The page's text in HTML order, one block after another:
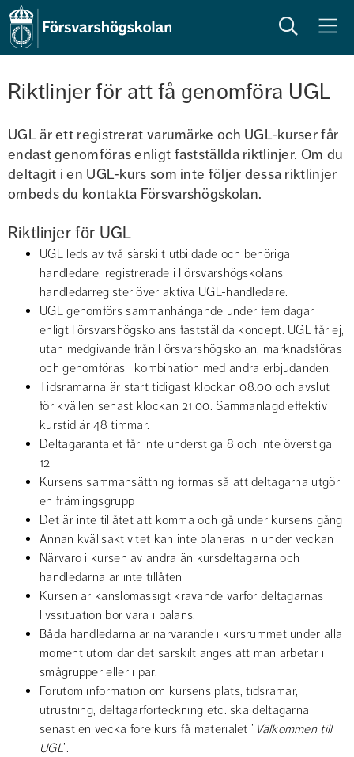
Sök Meny
Riktlinjer för att få genomföra UGL
UGL är ett registrerat varumärke och UGL-kurser får
endast genomföras enligt fastställda riktlinjer. Om du
deltagit i en UGL-kurs som inte följer dessa riktlinjer
ombeds du kontakta Försvarshögskolan.
Riktlinjer för UGL
UGL leds av två särskilt utbildade och behöriga
handledare, registrerade i Försvarshögskolans
handledarregister över aktiva UGL-handledare.
UGL genomförs sammanhängande under fem dagar
enligt Försvarshögskolans fastställda koncept. UGL får ej,
utan medgivande från Försvarshögskolan, marknadsföras
och genomföras i kombination med andra erbjudanden.
Tidsramarna är start tidigast klockan 08.00 och avslut
för kvällen senast klockan 21.00. Sammanlagd effektiv
kurstid är 48 timmar.
Deltagarantalet får inte understiga 8 och inte överstiga
12
Kursens sammansättning formas så att deltagarna utgör
en främlings­grupp
Det är inte tillåtet att komma och gå under kursens gång
Annan kvällsaktivitet kan inte planeras in under veckan
Närvaro i kursen av andra än kursdeltagarna och
handledarna är inte tillå­ten
Kursen är känslomässigt krävande varför deltagarnas
livssituation bör vara i balans.
Båda handledarna är närvarande i kursrummet under alla
moment utom där det särskilt anges att man arbetar i
smågrupper eller i par.
Förutom information om kursens plats, tidsramar,
utrustning, deltagarförteckning etc. ska deltagarna
senast en vecka före kurs få materialet ” Välkommen till
UGL”.